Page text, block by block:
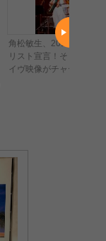
角松敏生、2017年はギタ
リスト宣言！そして最新ラ
イヴ映像がチャート2位を